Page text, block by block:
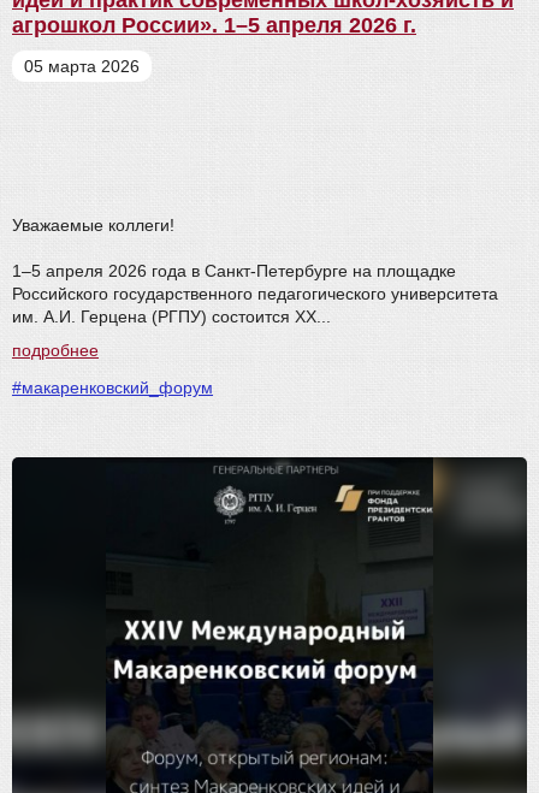
агрошкол России». 1–5 апреля 2026 г.
05 марта 2026
Уважаемые коллеги!
1–5 апреля 2026 года в Санкт-Петербурге на площадке
Российского государственного педагогического университета
им. А.И. Герцена (РГПУ) состоится XX...
подробнее
#макаренковский_форум